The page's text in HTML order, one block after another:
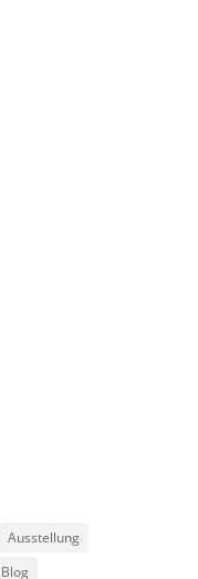
Ausstellung
Blog